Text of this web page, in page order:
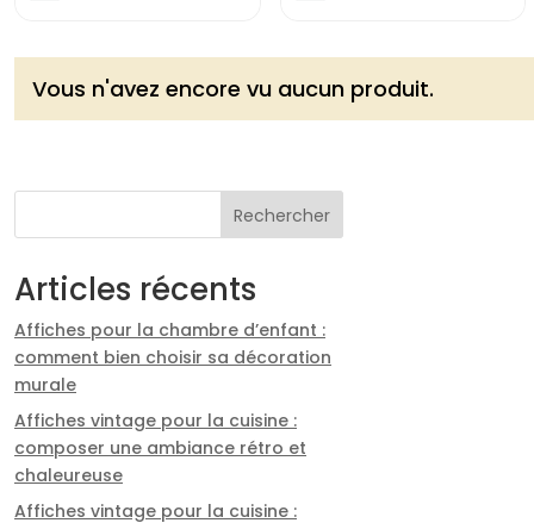
Vous n'avez encore vu aucun produit.
Rechercher
Articles récents
Affiches pour la chambre d’enfant :
comment bien choisir sa décoration
murale
Affiches vintage pour la cuisine :
composer une ambiance rétro et
chaleureuse
Affiches vintage pour la cuisine :